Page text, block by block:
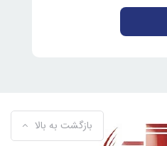
بازگشت به بالا